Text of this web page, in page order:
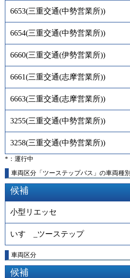
6653(三重交通(中勢営業所))
6654(三重交通(中勢営業所))
6660(三重交通(伊勢営業所))
6661(三重交通(志摩営業所))
6663(三重交通(志摩営業所))
3255(三重交通(中勢営業所))
3258(三重交通(中勢営業所))
*：運行中
車両区分「ツーステップバス」の車両種別
候補
小型リエッセ
いすゞ_ツーステップ
車両区分
候補